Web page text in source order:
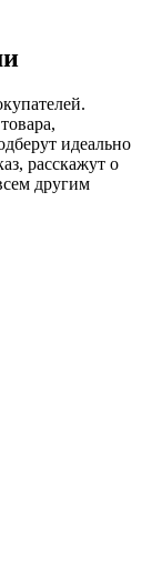
идеально
расскажут о
другим